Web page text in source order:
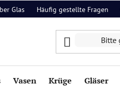
Glas Häufig gestellte Fragen
Vasen Krüge Gläser